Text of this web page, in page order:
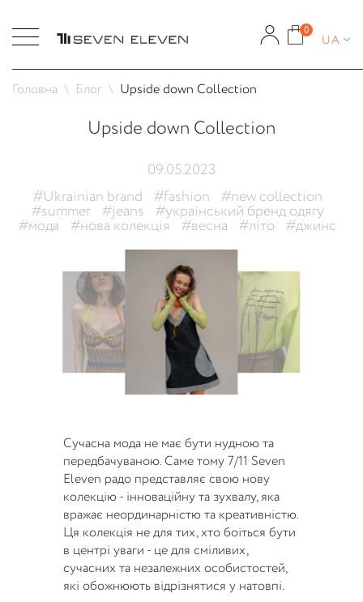
0
UA
Головна Блог Upside down Collection
Upside down Collection
09.05.2023
#Ukrainian brand
#fashion #new collection
#summer #jeans #український бренд одягу
#мода #нова колекція #весна #літо #джинс
Сучасна мода не має бути нудною та
передбачуваною. Саме тому 7/11 Seven
Eleven радо представляє свою нову
колекцію - інноваційну та зухвалу, яка
вражає неординарністю та креативністю.
Ця колекція не для тих, хто боїться бути
в центрі уваги - це для сміливих,
сучасних та незалежних особистостей,
які обожнюють відрізнятися у натовпі.